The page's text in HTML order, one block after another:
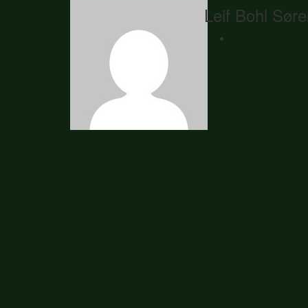
Leif Bohl